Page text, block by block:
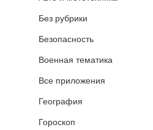
Без рубрики
Безопасность
Военная тематика
Все приложения
География
Гороскоп